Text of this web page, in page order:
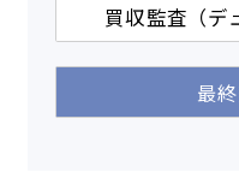
買収監査（デ
最